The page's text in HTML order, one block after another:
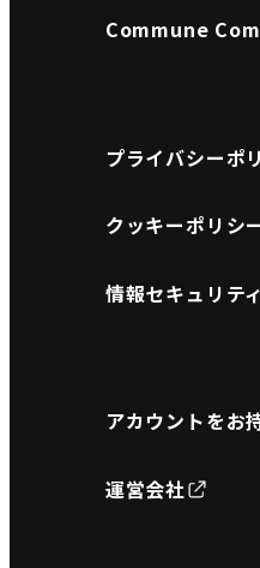
Commune
プライバシーポ
クッキーポリシ
情報セキュリテ
アカウントをお
運営会社